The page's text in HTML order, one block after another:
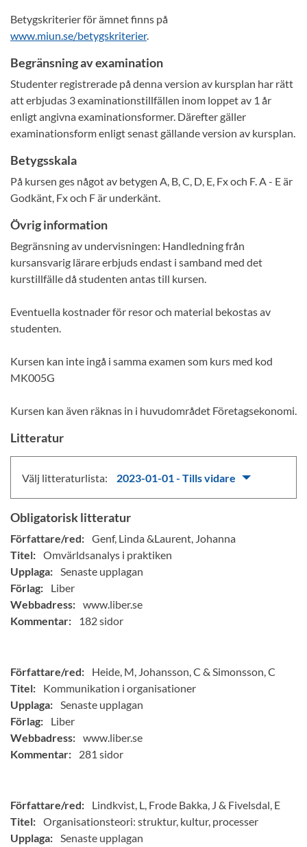
Betygskriterier för ämnet finns på
www.miun.se/betygskriterier.
Begränsning av examination
Studenter registrerade på denna version av kursplan har rätt
att erbjudas 3 examinationstillfällen inom loppet av 1 år
enligt angivna examinationsformer. Därefter gäller
examinationsform enligt senast gällande version av kursplan.
Betygsskala
På kursen ges något av betygen A, B, C, D, E, Fx och F. A - E är
Godkänt, Fx och F är underkänt.
Övrig information
Begränsning av undervisningen: Handledning från
kursansvarig lärare erbjuds endast i samband med det
kurstillfälle då studenten antas till kursen.
Eventuella kostnader för resor och material bekostas av
studenten.
Kursen kan inte ingå i samma examen som kurs med kod
MK005G
Kursen kan även räknas in i huvudområdet Företagsekonomi.
Litteratur
Välj litteraturlista: 2023-01-01 - Tills vidare
Obligatorisk litteratur
Författare/red: Genf, Linda &Laurent, Johanna
Titel: Omvärldsanalys i praktiken
Upplaga: Senaste upplagan
Förlag:
Liber
Webbadress: www.liber.se
Kommentar:
182 sidor
Författare/red:
Heide, M, Johansson, C & Simonsson, C
Titel:
Kommunikation i organisationer
Upplaga: Senaste upplagan
Förlag:
Liber
Webbadress: www.liber.se
Kommentar:
281 sidor
Författare/red:
Lindkvist, L, Frode Bakka, J & Fivelsdal, E
Titel: Organisationsteori: struktur, kultur, processer
Upplaga: Senaste upplagan